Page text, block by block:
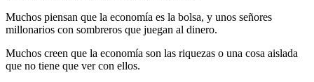
Muchos piensan que la economía es la bolsa, y unos señores
millonarios con sombreros que juegan al dinero.
Muchos creen que la economía son las riquezas o una cosa aislada
que no tiene que ver con ellos.